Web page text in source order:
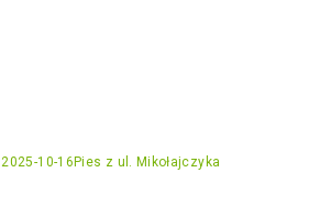
2025-10-16 Pies z ul. Mikołajczyka